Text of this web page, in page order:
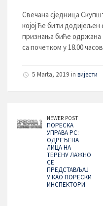
Свечана сједница
којој ће бити
признања биће одржана
са почетком у 18.00
5 Marta, 2019 in вијести
NEWER POST
ПОРЕСКА
УПРАВА РС:
ОДРЕЂЕНА
ЛИЦА НА
ТЕРЕНУ ЛАЖНО
СЕ
ПРЕДСТАВЉАЈ
У КАО ПОРЕСКИ
ИНСПЕКТОРИ